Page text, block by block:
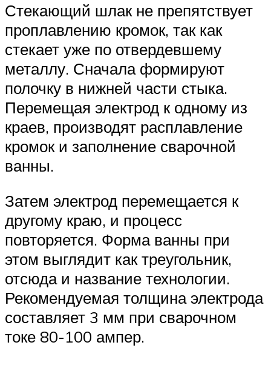
Стекающий шлак не препятствует
проплавлению кромок, так как
стекает уже по отвердевшему
металлу. Сначала формируют
полочку в нижней части стыка.
Перемещая электрод к одному из
краев, производят расплавление
кромок и заполнение сварочной
ванны.
Затем электрод перемещается к
другому краю, и процесс
повторяется. Форма ванны при
этом выглядит как треугольник,
отсюда и название технологии.
Рекомендуемая толщина электрода
составляет 3 мм при сварочном
токе 80-100 ампер.